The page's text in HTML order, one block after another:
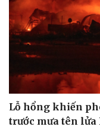
Tư vấn
Săn Tour
check-in
Lỗ hổng khiến
trước mưa tên lửa